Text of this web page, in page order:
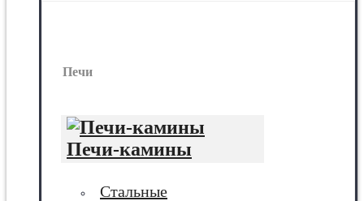
Печи
Печи-камины
Стальные